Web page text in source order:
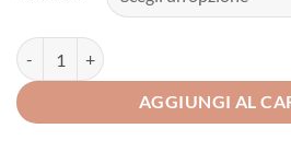
DUEL EQ Original quantità
AGGIUNGI AL